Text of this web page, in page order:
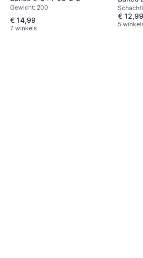
Gewicht: 200
€ 14,99
7 winkels
€ 12,99
5